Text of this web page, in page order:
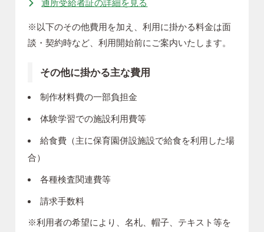
通所受給者証の詳細を見る
※以下のその他費用を加え、利用に掛かる料金は面
談・契約時など、利用開始前にご案内いたします。
その他に掛かる主な費用
制作材料費の一部負担金
体験学習での施設利用費等
給食費（主に保育園併設施設で給食を利用した場
合）
各種検査関連費等
請求手数料
※利用者の希望により、名札、帽子、テキスト等を